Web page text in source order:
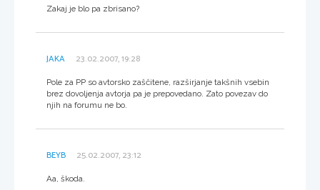
Zakaj je blo pa zbrisano?
JAKA 23.02.2007, 19:28
Pole za PP so avtorsko zaščitene, razširjanje takšnih vsebin
brez dovoljenja avtorja pa je prepovedano. Zato povezav do
njih na forumu ne bo.
BEYB 25.02.2007, 23:12
Aa, škoda.